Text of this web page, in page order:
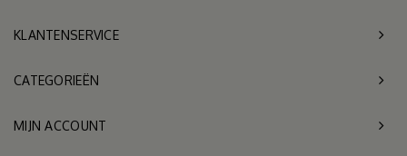
KLANTENSERVICE
CATEGORIEËN
MIJN ACCOUNT